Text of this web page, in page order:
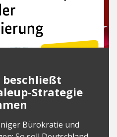
Strategie
Bürokratie und